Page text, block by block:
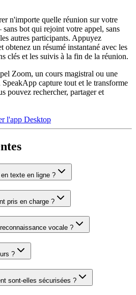
n'importe quelle réunion sur votre
bot qui rejoint votre appel, sans
autres participants. Appuyez
obtenez un résumé instantané avec les
clés et les suivis à la fin de la réunion.
Zoom, un cours magistral ou une
capture tout et le transforme
pouvez rechercher, partager et
l'app Desktop
texte en ligne ?
pris en charge ?
vocale ?
?
sont-elles sécurisées ?